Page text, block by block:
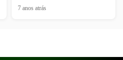
7 anos atrás